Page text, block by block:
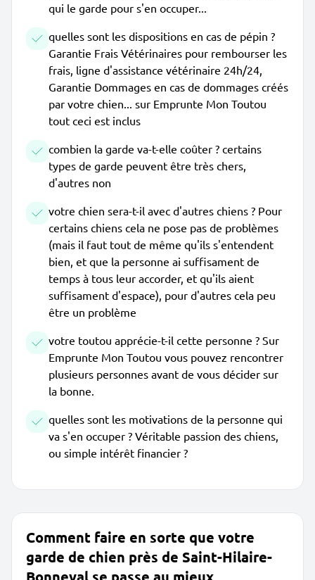
qui le garde pour s'en occuper...
quelles sont les dispositions en cas de pépin ?
Garantie Frais Vétérinaires pour rembourser les
frais, ligne d'assistance vétérinaire 24h/24,
Garantie Dommages en cas de dommages créés
par votre chien... sur Emprunte Mon Toutou
tout ceci est inclus
combien la garde va-t-elle coûter ? certains
types de garde peuvent être très chers,
d'autres non
votre chien sera-t-il avec d'autres chiens ? Pour
certains chiens cela ne pose pas de problèmes
(mais il faut tout de même qu'ils s'entendent
bien, et que la personne ai suffisament de
temps à tous leur accorder, et qu'ils aient
suffisament d'espace), pour d'autres cela peu
être un problème
votre toutou apprécie-t-il cette personne ? Sur
Emprunte Mon Toutou vous pouvez rencontrer
plusieurs personnes avant de vous décider sur
la bonne.
quelles sont les motivations de la personne qui
va s'en occuper ? Véritable passion des chiens,
ou simple intérêt financier ?
Comment faire en sorte que votre
garde de chien près de Saint-Hilaire-